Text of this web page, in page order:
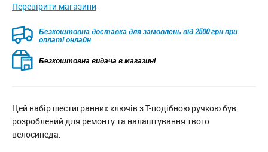
Перевірити магазини
Безкоштовна доставка для замовлень від 2500 грн при
оплаті онлайн
Безкоштовна видача в магазині
Цей набір шестигранних ключів з Т-подібною ручкою був
розроблений для ремонту та налаштування твого
велосипеда.